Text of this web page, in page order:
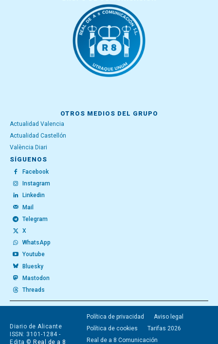
OTROS MEDIOS DEL GRUPO
Actualidad Valencia
Actualidad Castellón
València Diari
SÍGUENOS
Facebook
Instagram
Linkedin
Mail
Telegram
X
WhatsApp
Youtube
Bluesky
Mastodon
Threads
Diario de Alicante
ISSN: 3101-1284 -
Edita © Real de a 8
Política de privacidad
Aviso legal
Política de cookies
Tarifas 2026
Real de a 8 Comunicación